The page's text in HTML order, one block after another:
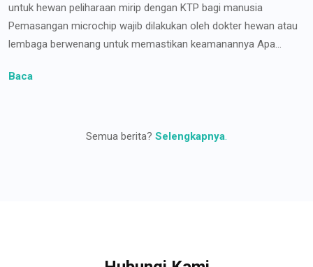
untuk hewan peliharaan mirip dengan KTP bagi manusia
Pemasangan microchip wajib dilakukan oleh dokter hewan atau
lembaga berwenang untuk memastikan keamanannya Apa...
Baca
Semua berita? Selengkapnya.